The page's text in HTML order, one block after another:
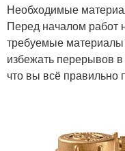
Необходимые
Перед началом работ
требуемые
избежать перерывов в
что вы всё правильно